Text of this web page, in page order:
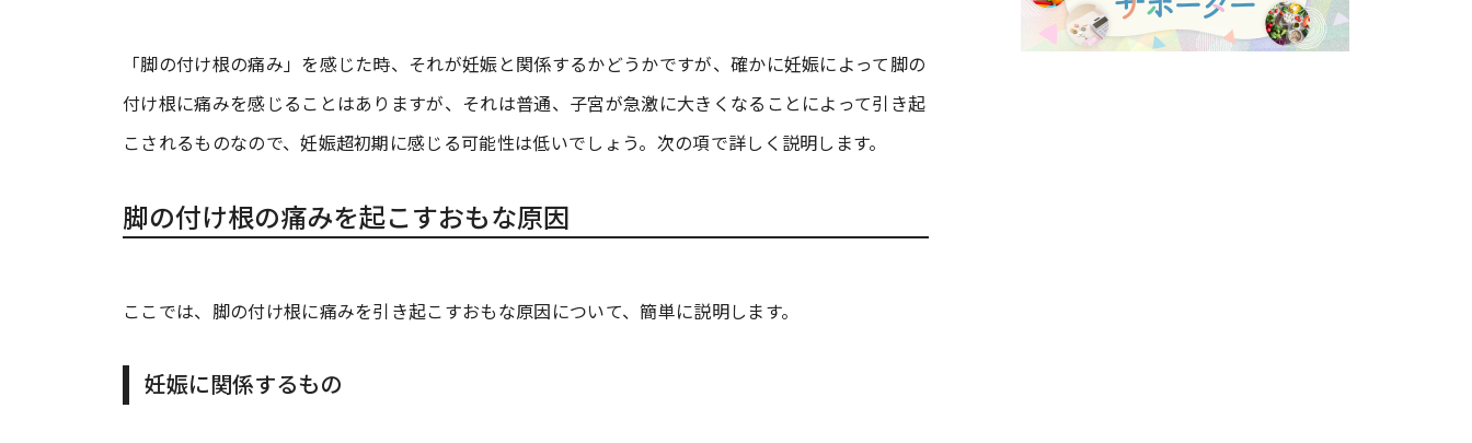
「脚の付け根の痛み」を感じた時、それが妊娠と関係するかどうかですが、確かに妊娠によって脚の
付け根に痛みを感じることはありますが、それは普通、子宮が急激に大きくなることによって引き起
こされるものなので、妊娠超初期に感じる可能性は低いでしょう。次の項で詳しく説明します。
脚の付け根の痛みを起こすおもな原因
ここでは、脚の付け根に痛みを引き起こすおもな原因について、簡単に説明します。
妊娠に関係するもの